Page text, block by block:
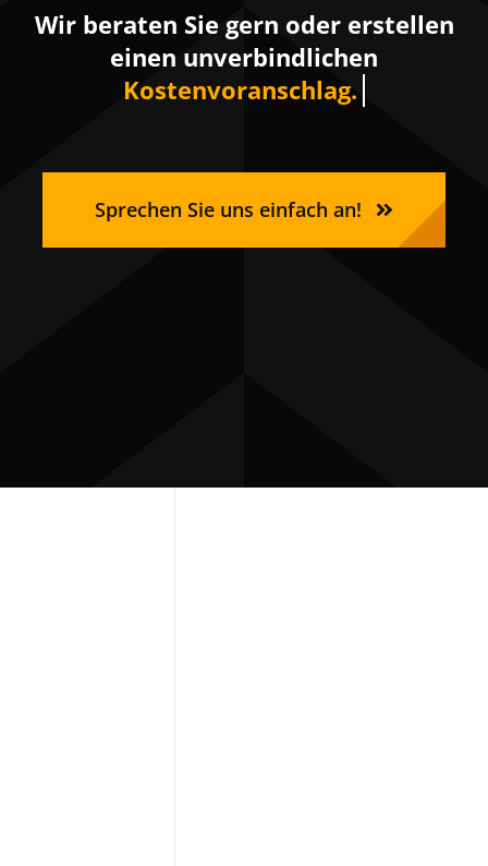
Wir beraten Sie gern oder erstellen
einen unverbindlichen
Sprechen Sie uns einfach an!